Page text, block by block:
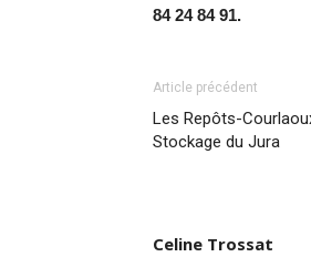
84 24 84 91.
Article précédent
Les Repôts-
Stockage du Jura
Celine Trossat